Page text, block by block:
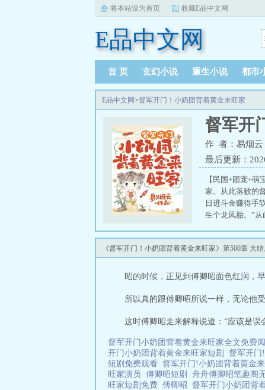
将本站设为首页 收藏E品中文网
E品中文网
首 页 玄幻小说 重生小说 都市
E品中文网>督军开门！小奶团背着黄金来旺家
督军开
作 者：易烟云
最后更新：
【民国+团宠+
家。从此落败的
日进斗金赚得手
生个龙凤胎。”
到大放在心尖上
《督军开门！小奶团背着黄金来旺家》第500章 大结
昭的时候，正见到傅卿昭面色红润，
所以真的跟傅卿昭所说一样，无论他
这时傅卿昭走来解释说道：“应该是
督军开门小奶团背着黄金来旺家全文免费
开门小奶团背着黄金来旺家短剧 督军开门
短剧免费观看 督军开门!小奶团背着黄金
旺家演员 傅卿昭短剧 舟舟傅卿昭笔趣阁
旺家短剧免费 傅卿昭 督军开门小奶团背